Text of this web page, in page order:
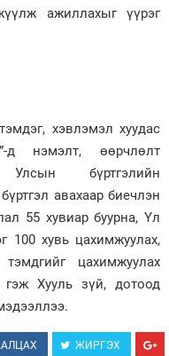
ажиллахыг үүрэг
хэвлэмэл хуудас
д нэмэлт, өөрчлөлт
бүртгэлийн
авахаар биечлэн
55 хувиар буурна, Үл
100 хувь цахимжуулах,
цахимжуулах
Хууль зүй, дотоод
ЖИРГЭХ